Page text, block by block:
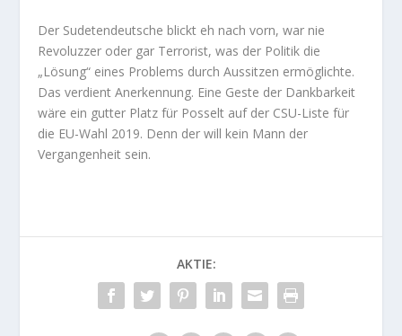
Der Sudetendeutsche blickt eh nach vorn, war nie
Revoluzzer oder gar Terrorist, was der Politik die
„Lösung“ eines Problems durch Aussitzen ermöglichte.
Das verdient Anerkennung. Eine Geste der Dankbarkeit
wäre ein gutter Platz für Posselt auf der CSU-Liste für
die EU-Wahl 2019. Denn der will kein Mann der
Vergangenheit sein.
AKTIE: